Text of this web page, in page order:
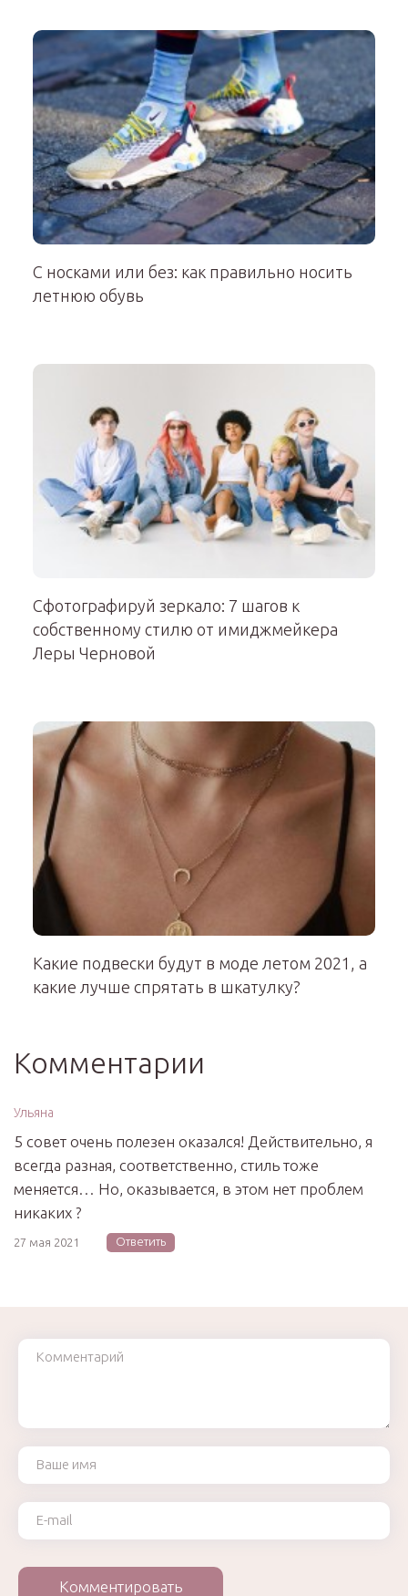
С носками или без: как правильно носить
летнюю обувь
Сфотографируй зеркало: 7 шагов к
собственному стилю от имиджмейкера
Леры Черновой
Какие подвески будут в моде летом 2021, а
какие лучше спрятать в шкатулку?
Комментарии
Ульяна
5 совет очень полезен оказался! Действительно, я
всегда разная, соответственно, стиль тоже
меняется… Но, оказывается, в этом нет проблем
никаких ?
27 мая 2021 Ответить
Комментарий
Ваше имя
Ваш e-mail
Комментировать